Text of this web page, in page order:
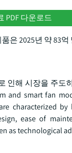
PDF 다운로드
은 2025년 약 83
인해 시장을 주도
and smart fan
characterized
ease of
as technological